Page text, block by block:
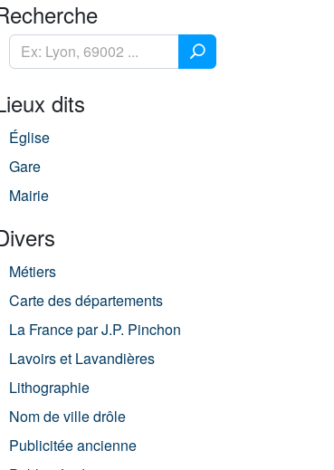
dits
Église
Gare
Mairie
Métiers
Carte des départements
La France par J.P. Pinchon
Lavoirs et Lavandières
Lithographie
Nom de ville drôle
Publicitée ancienne